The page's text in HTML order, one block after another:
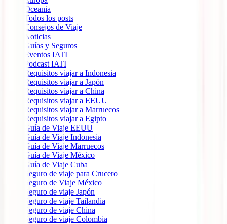
Oceania
Todos los posts
Consejos de Viaje
Noticias
Guías y Seguros
Eventos IATI
Podcast IATI
Requisitos viajar a Indonesia
Requisitos viajar a Japón
Requisitos viajar a China
Requisitos viajar a EEUU
Requisitos viajar a Marruecos
Requisitos viajar a Egipto
Guía de Viaje EEUU
Guía de Viaje Indonesia
Guía de Viaje Marruecos
Guía de Viaje México
Guía de Viaje Cuba
Seguro de viaje para Crucero
Seguro de Viaje México
Seguro de viaje Japón
Seguro de viaje Tailandia
Seguro de viaje China
Seguro de viaje Colombia